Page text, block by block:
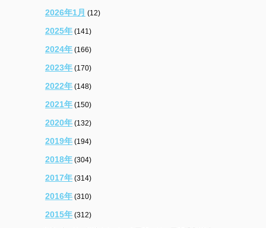
2026年1月 (12)
2025年 (141)
2024年 (166)
2023年 (170)
2022年 (148)
2021年 (150)
2020年 (132)
2019年 (194)
2018年 (304)
2017年 (314)
2016年 (310)
2015年 (312)